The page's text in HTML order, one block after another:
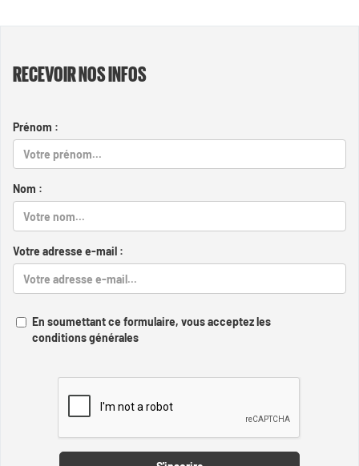
RECEVOIR NOS INFOS
Prénom :
Nom :
Votre adresse e-mail :
En soumettant ce formulaire, vous acceptez les
conditions générales